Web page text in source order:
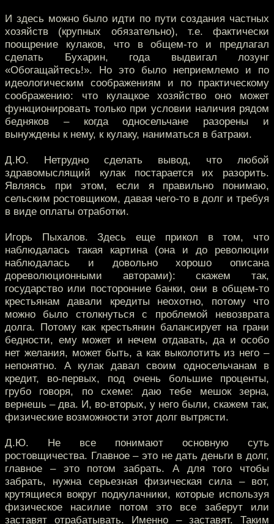
И здесь можно было идти по пути создания частных
хозяйств (крупных обязательно), т.е. фактически
поощрение кулаков, что в общем-то и предлагал
сделать Бухарин, года выдвигал лозунг
«Обогащайтесь!». Но это было неприемлемо и по
идеологическим соображениям и по практическому
соображению: что кулацкое хозяйство оно может
функционировать только при условии наличия рядом
бедняков – когда односельчане разорены и
вынуждены к нему, к кулаку, наниматься в батраки.
Д.Ю. Нетрудно сделать вывод, что любой
здравомыслящий кулак постарается их разорить.
Являясь при этом, если я правильно понимаю,
сельским ростовщиком, давая чего-то в долг и требуя
в виде оплаты отработки.
Игорь Пыхалов. Здесь еще прикол в том, что
наблюдалась такая картина (она и до революции
наблюдалась и довольно хорошо описана
дореволюционными авторами): скажем так,
государство или посторонние банки, они в общем-то
крестьянам давали кредиты неохотно, потому что
можно было столкнуться с проблемой невозврата
долга. Потому как крестьянин балансирует на грани
бедности, ему может и нечем отдавать, да и особо
нет желания, может быть, а как выколотить из него –
непонятно. А кулак давал своим односельчанам в
кредит, во-первых, под очень большие проценты,
грубо говоря, по схеме: даю тебе мешок зерна,
вернешь – два. И, во-вторых, у него были, скажем так,
физические возможности этот долг вытрясти.
Д.Ю. Не все понимают основную суть
ростовщичества. Главное – это не дать деньги в долг,
главное – это потом забрать. А для того чтобы
забрать, нужна серьезная физическая сила – вот,
крутящиеся вокруг подкулачники, которые используя
физическое насилие потом это все заберут или
заставят отрабатывать. Именно – заставят. Таким